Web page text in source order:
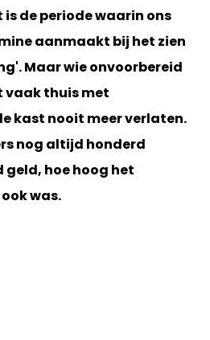
de periode waarin ons
aanmaakt bij het zien
Maar wie onvoorbereid
vaak thuis met
kast nooit meer verlaten.
nog altijd honderd
hoe hoog het
was.